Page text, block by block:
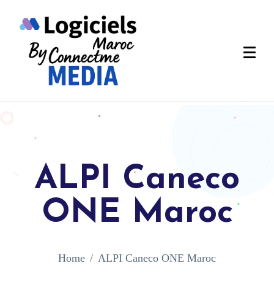
ALPI Caneco
ONE Maroc
Home ALPI Caneco ONE Maroc